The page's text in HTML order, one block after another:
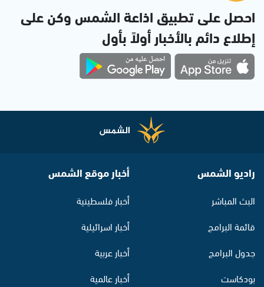
احصل على تطبيق اذاعة الشمس وكن على
إطلاع دائم بالأخبار أولاً بأول
راديو الشمس
البث المباشر
قائمة البرامج
جدول البرامج
بودكاست
أخبار موقع الشمس
أخبار فلسطينية
أخبار اسرائيلية
أخبار عربية
أخبار عالمية